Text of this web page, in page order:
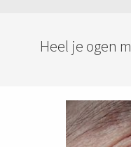
Heel je ogen